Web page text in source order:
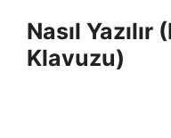
Nasıl Yazılır
Klavuzu)